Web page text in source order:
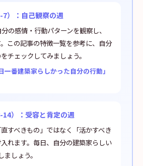
）：自己観察の週
の感情・行動パターンを観察し、
この記事の特徴一覧を参考に、自分
チェックしてみましょう。
一番建築家らしかった自分の行動」
）：受容と肯定の週
すべきもの」ではなく「活かすべき
れます。毎日、自分の建築家らしい
しょう。